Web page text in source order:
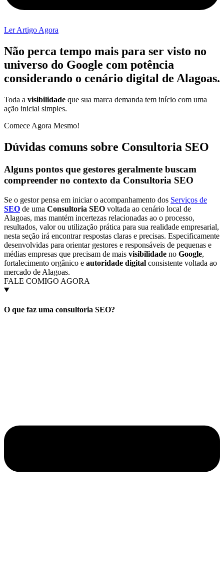
Ler Artigo Agora
Não perca tempo mais para ser visto no
universo do Google com potência
considerando o cenário digital de Alagoas.
Toda a visibilidade que sua marca demanda tem início com uma
ação inicial simples.
Comece Agora Mesmo!
Dúvidas comuns sobre Consultoria SEO
Alguns pontos que gestores geralmente buscam
compreender no contexto da Consultoria SEO
Se o gestor pensa em iniciar o acompanhamento dos Serviços de
SEO de uma Consultoria SEO voltada ao cenário local de
Alagoas, mas mantém incertezas relacionadas ao o processo,
resultados, valor ou utilização prática para sua realidade empresarial,
nesta seção irá encontrar respostas claras e precisas. Especificamente
desenvolvidas para orientar gestores e responsáveis de pequenas e
médias empresas que precisam de mais visibilidade no Google,
fortalecimento orgânico e autoridade digital consistente voltada ao
mercado de Alagoas.
FALE COMIGO AGORA
O que faz uma consultoria SEO?